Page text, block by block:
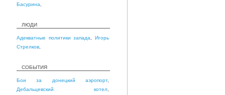
Басурина
ЛЮДИ
Адекватные политики запада ,Игорь
Стрелков
СОБЫТИЯ
Бои за донецкий аэропорт,
Дебальцевский котел